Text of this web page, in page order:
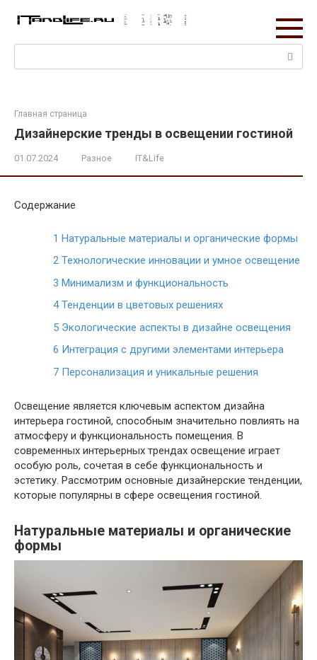
Поиск:
Главная страница
Дизайнерские тренды в освещении гостиной
01.07.2024 Разное IT&Life
Содержание
1 Натуральные материалы и органические формы
2 Технологические инновации и умное освещение
3 Минимализм и функциональность
4Тенденции в цветовых решениях
5 Экологические аспекты в дизайне освещения
6 Интеграция с другими элементами интерьера
7 Персонализация и уникальные решения
Освещение является ключевым аспектом дизайна
интерьера гостиной, способным значительно повлиять на
атмосферу и функциональность помещения. В
современных интерьерных трендах освещение играет
особую роль, сочетая в себе функциональность и
эстетику. Рассмотрим основные дизайнерские тенденции,
которые популярны в сфере освещения гостиной.
Натуральные материалы и органические
формы